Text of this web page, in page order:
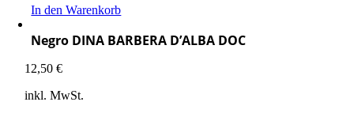
In den Warenkorb
Negro DINA BARBERA D’ALBA DOC
12,50€
inkl. MwSt.